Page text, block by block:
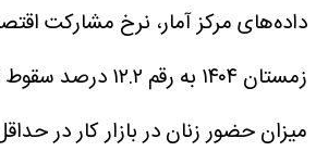
داده‌های مرکز آمار، نرخ مشارکت
زمستان ۱۴۰۴ به رقم
میزان حضور زنان در بازار کار در